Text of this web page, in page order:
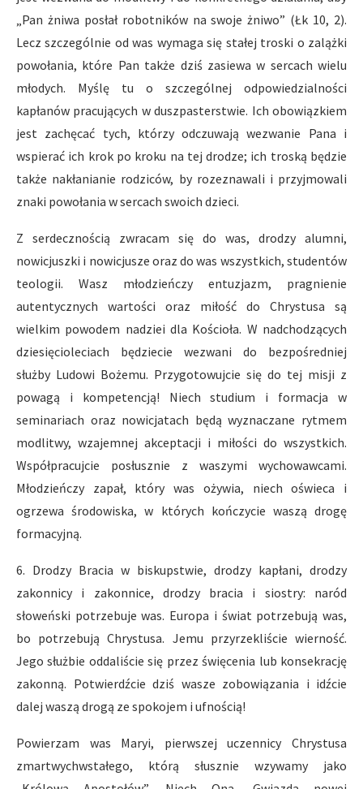
„Pan żniwa posłał robotników na swoje żniwo” (Łk 10, 2).
Lecz szczególnie od was wymaga się stałej troski o zalążki
powołania, które Pan także dziś zasiewa w sercach wielu
młodych. Myślę tu o szczególnej odpowiedzialności
kapłanów pracujących w duszpasterstwie. Ich obowiązkiem
jest zachęcać tych, którzy odczuwają wezwanie Pana i
wspierać ich krok po kroku na tej drodze; ich troską będzie
także nakłanianie rodziców, by rozeznawali i przyjmowali
znaki powołania w sercach swoich dzieci.
Z serdecznością zwracam się do was, drodzy alumni,
nowicjuszki i nowicjusze oraz do was wszystkich, studentów
teologii. Wasz młodzieńczy entuzjazm, pragnienie
autentycznych wartości oraz miłość do Chrystusa są
wielkim powodem nadziei dla Kościoła. W nadchodzących
dziesięcioleciach będziecie wezwani do bezpośredniej
służby Ludowi Bożemu. Przygotowujcie się do tej misji z
powagą i kompetencją! Niech studium i formacja w
seminariach oraz nowicjatach będą wyznaczane rytmem
modlitwy, wzajemnej akceptacji i miłości do wszystkich.
Współpracujcie posłusznie z waszymi wychowawcami.
Młodzieńczy zapał, który was ożywia, niech oświeca i
ogrzewa środowiska, w których kończycie waszą drogę
formacyjną.
6. Drodzy Bracia w biskupstwie, drodzy kapłani, drodzy
zakonnicy i zakonnice, drodzy bracia i siostry: naród
słoweński potrzebuje was. Europa i świat potrzebują was,
bo potrzebują Chrystusa. Jemu przyrzekliście wierność.
Jego służbie oddaliście się przez święcenia lub konsekrację
zakonną. Potwierdźcie dziś wasze zobowiązania i idźcie
dalej waszą drogą ze spokojem i ufnością!
Powierzam was Maryi, pierwszej uczennicy Chrystusa
zmartwychwstałego, którą słusznie wzywamy jako